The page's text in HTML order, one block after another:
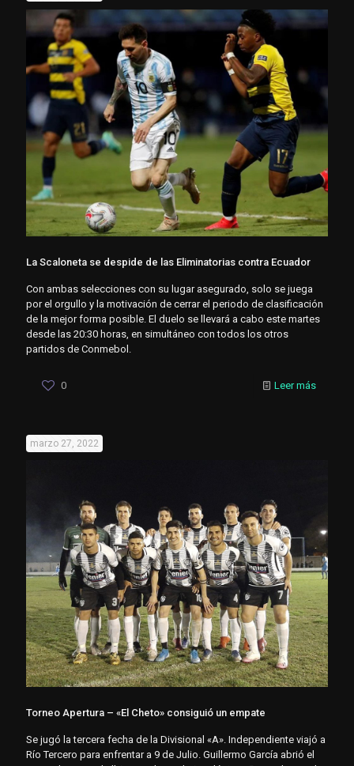
La Scaloneta se despide de las Eliminatorias contra Ecuador
Con ambas selecciones con su lugar asegurado, solo se juega
por el orgullo y la motivación de cerrar el periodo de clasificación
de la mejor forma posible. El duelo se llevará a cabo este martes
desde las 20:30 horas, en simultáneo con todos los otros
partidos de Conmebol.
0 Leer más
marzo 27, 2022
Torneo Apertura – «El Cheto» consiguió un empate
Se jugó la tercera fecha de la Divisional «A». Independiente viajó a
Río Tercero para enfrentar a 9 de Julio. Guillermo García abrió el